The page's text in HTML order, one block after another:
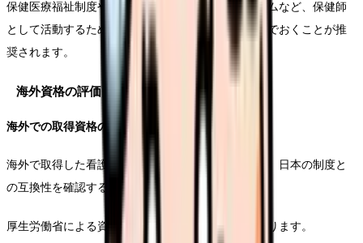
保健医療福祉制度や関連法規、地域包括ケアシステムなど、保健師
として活動するために必要な基礎知識を事前に学んでおくことが推
奨されます。
海外資格の評価と認定
海外での取得資格の扱い
海外で取得した看護師資格や保健師資格については、日本の制度と
の互換性を確認する必要があります。
厚生労働省による資格審査を受けることが必要となります。